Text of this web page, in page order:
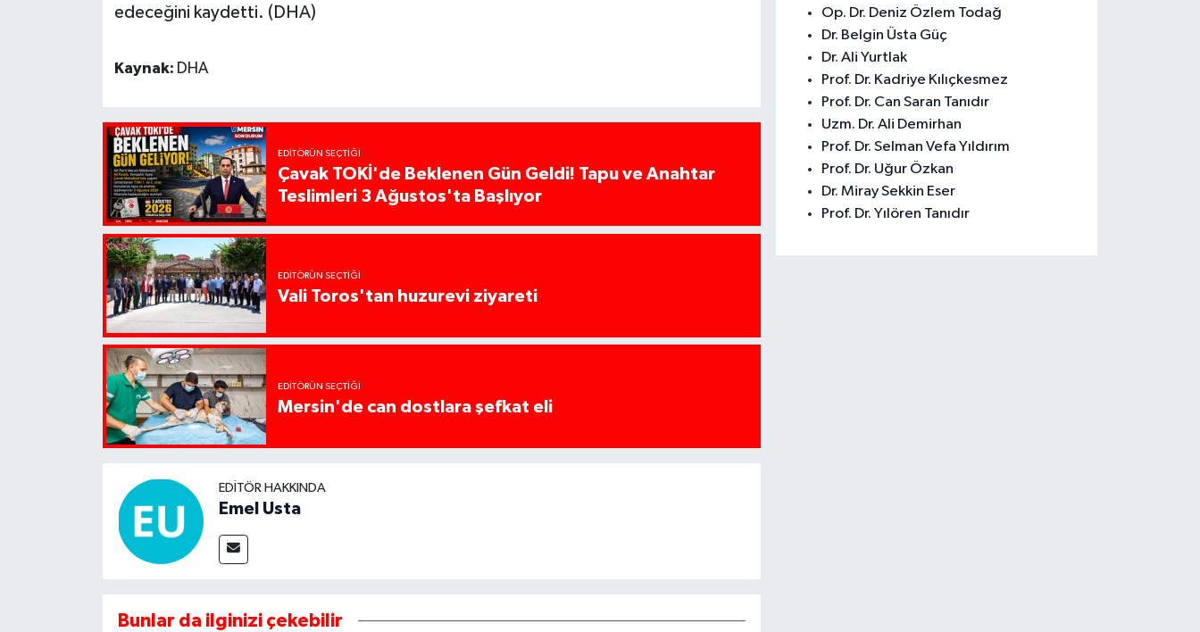
edeceğini kaydetti. (DHA)
Kaynak: DHA
EDITÖRÜN SEÇTIĞI
Çavak TOKİ'de Beklenen Gün Geldi! Tapu ve Anahtar
Teslimleri 3 Ağustos'ta Başlıyor
EDITÖRÜN SEÇTIĞI
Vali Toros'tan huzurevi ziyareti
EDITÖRÜN SEÇTIĞI
Mersin'de can dostlara şefkat eli
EDITÖR HAKKINDA
Emel Usta
Bunlar da ilginizi çekebilir
Op. Dr. Deniz Özlem Todağ
Dr. Belgin Üsta Güç
Dr. Ali Yurtlak
Prof. Dr. Kadriye Kılıçkesmez
Prof. Dr. Can Saran Tanıdır
Uzm. Dr. Ali Demirhan
Prof. Dr. Selman Vefa Yıldırım
Prof. Dr. Uğur Özkan
Dr. Miray Sekkin Eser
Prof. Dr. Yılören Tanıdır